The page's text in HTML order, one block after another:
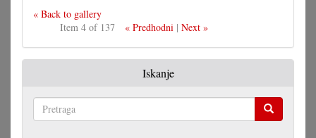
« Back to gallery
Item 4 of 137
« Predhodni | Next »
Iskanje